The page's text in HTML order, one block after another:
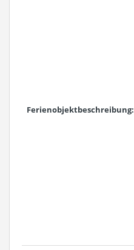
Ferienobjektbeschreibung: